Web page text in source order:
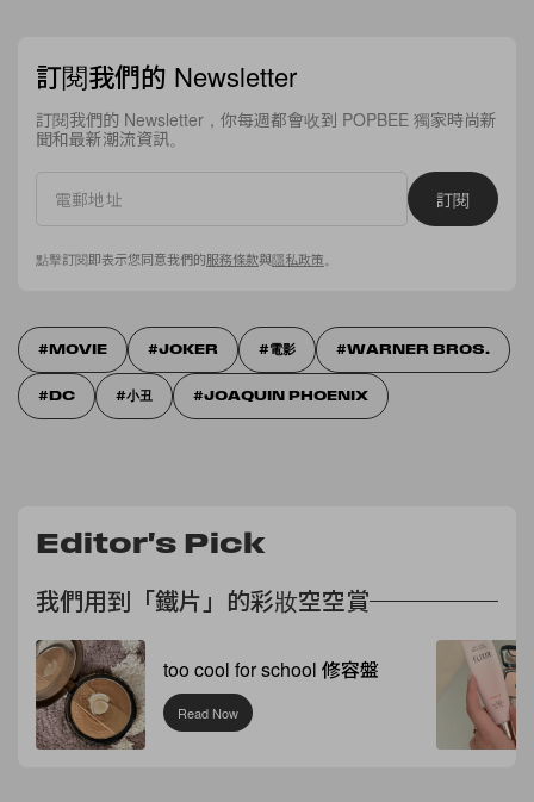
訂閱我們的 Newsletter
訂閱我們的 Newsletter，你每週都會收到 POPBEE 獨家時尚新
聞和最新潮流資訊。
訂閱
點擊訂閱即表示您同意我們的服務條款與隱私政策
MOVIE JOKER 電影 WARNER BROS.
DC 小丑 JOAQUIN PHOENIX
Editor's Pick
我們用到「鐵片」的彩妝空空賞
too cool for school 修容盤
Read Now